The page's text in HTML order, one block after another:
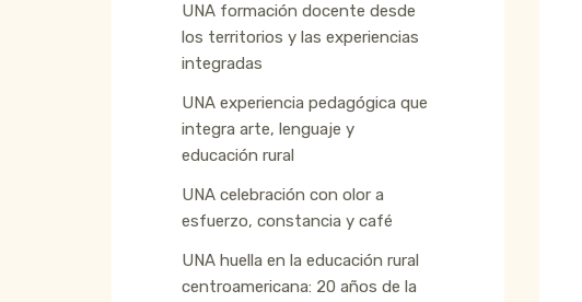
UNA formación docente desde
los territorios y las experiencias
integradas
UNA experiencia pedagógica que
integra arte, lenguaje y
educación rural
UNA celebración con olor a
esfuerzo, constancia y café
UNA huella en la educación rural
centroamericana: 20 años de la